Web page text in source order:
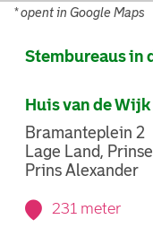
* opent in Google Maps
Stembureaus in
Huis van de
Bramanteplein 2
Lage Land,
Prins Alexander
231 meter